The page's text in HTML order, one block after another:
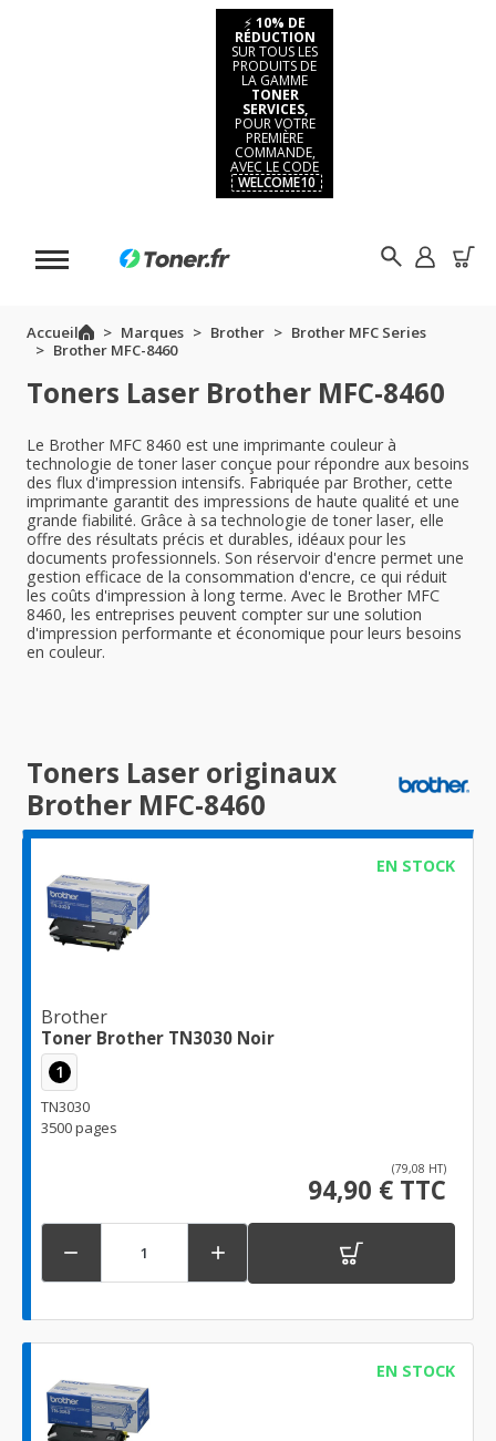
⚡ 10% DE
RÉDUCTION
SUR TOUS LES
PRODUITS DE
LA GAMME
TONER
SERVICES,
POUR VOTRE
PREMIÈRE
COMMANDE,
AVEC LE CODE
WELCOME10
Accueil Marques Brother
Brother MFC Series
Brother MFC-8460
Toners Laser Brother MFC-8460
Le Brother MFC 8460 est une imprimante couleur à
technologie de toner laser conçue pour répondre aux besoins
des flux d'impression intensifs. Fabriquée par Brother, cette
imprimante garantit des impressions de haute qualité et une
grande fiabilité. Grâce à sa technologie de toner laser, elle
offre des résultats précis et durables, idéaux pour les
documents professionnels. Son réservoir d'encre permet une
gestion efficace de la consommation d'encre, ce qui réduit
les coûts d'impression à long terme. Avec le Brother MFC
8460, les entreprises peuvent compter sur une solution
d'impression performante et économique pour leurs besoins
en couleur.
Toners Laser originaux
Brother MFC-8460
EN STOCK
Brother
Toner Brother TN3030 Noir
1
TN3030
3500 pages
(79,08 HT)
94,90 € TTC
 
EN STOCK